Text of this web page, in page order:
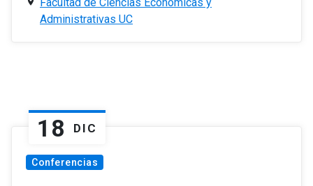
Administrativas UC
18 DIC
Conferencias